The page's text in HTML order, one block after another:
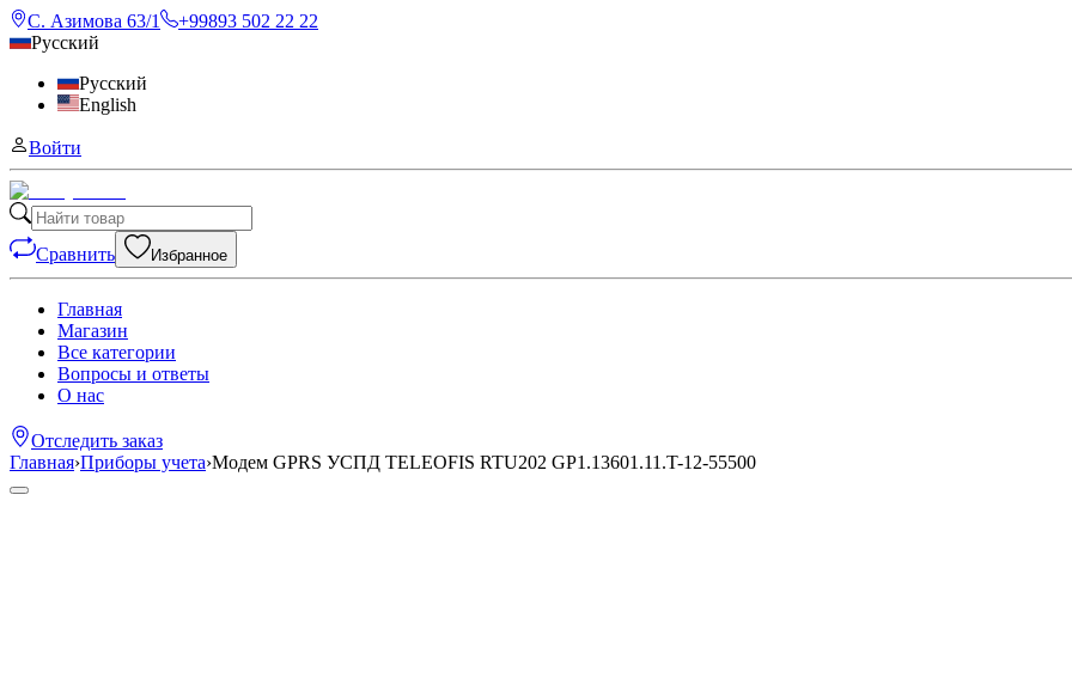
С. Азимова 63/1
+99893 502 22 22
Русский
Русский
English
Войти
Сравнить Избранное
Главная
Магазин
Все категории
Вопросы и ответы
О нас
Отследить заказ
Главная›Приборы учета›Модем GPRS УСПД TELEOFIS RTU202 GP1.13601.11.T-12-55500